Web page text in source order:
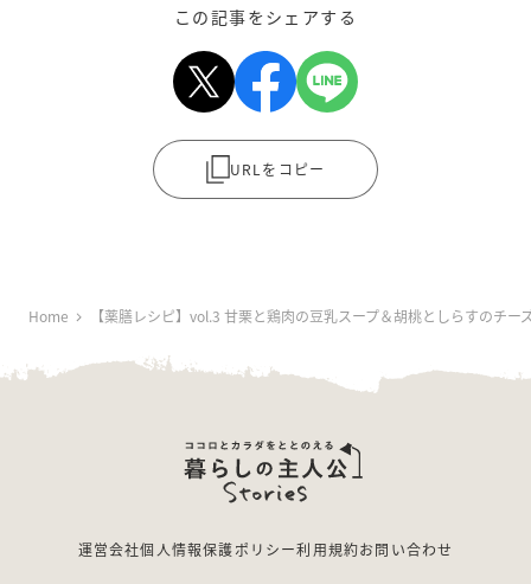
この記事をシェアする
URLをコピー
Home 【薬膳レシピ】vol.3 甘栗と鶏肉の豆乳スープ＆胡桃としらすのチ
運営会社個人情報保護ポリシー利用規約お問い合わせ